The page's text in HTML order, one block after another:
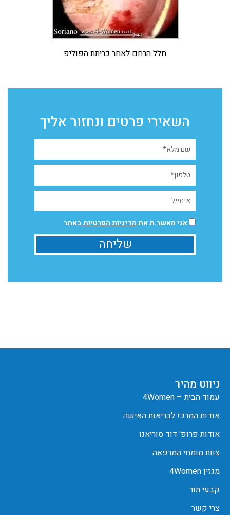
חלל הרחם לאחר כריתת הפוליפ
השאירי פרטים ונחזור אליך
אני מאשר.ת אתמדיניות הפרטיותבאתר
שליחה
ניווט מהיר
עמוד הבית – 4Women
אודות המרכז לבריאות האישה
אודות פרופ' דוד סוריאנו
צוות מומחי המרפאה
מגזין 4Women
קבעי תור
צרי קשר